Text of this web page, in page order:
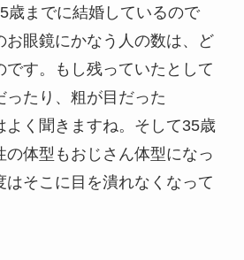
歳までに結婚しているので
お眼鏡にかなう人の数は、ど
です。もし残っていたとして
ったり、粗が目だった
よく聞きますね。そして35歳
の体型もおじさん体型になっ
はそこに目を潰れなくなって